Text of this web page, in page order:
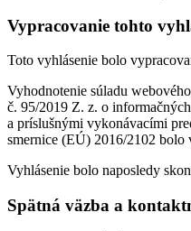
Vypracovanie tohto
Toto vyhlásenie bolo
Vyhodnotenie súladu
č. 95/2019 Z. z. o
a príslušnými vykonávacími
smernice (EÚ) 2016/2102 bolo
Vyhlásenie bolo naposledy
Spätná väzba a